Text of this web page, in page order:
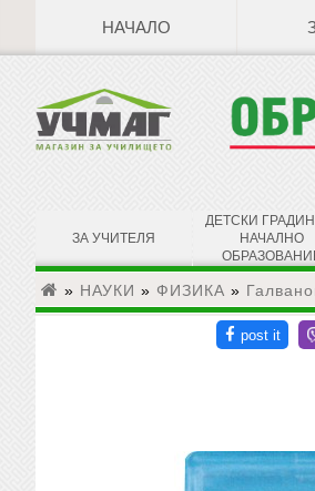
НАЧАЛО
ЗА УЧИТЕЛЯ
ДЕТСКИ
НАЧАЛНО
» НАУКИ » ФИЗИКА »